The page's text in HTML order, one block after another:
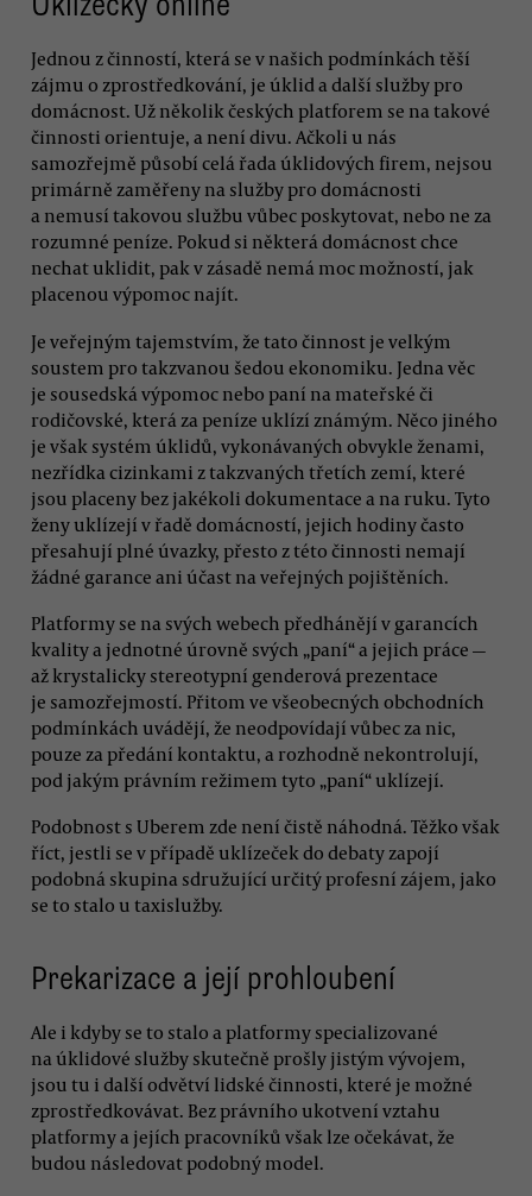
Jednou z činností, která se v našich podmínkách těší
zájmu o zprostředkování, je úklid a další služby pro
domácnost. Už několik českých platforem se na takové
činnosti orientuje, a není divu. Ačkoli u nás
samozřejmě působí celá řada úklidových firem, nejsou
primárně zaměřeny na služby pro domácnosti
a nemusí takovou službu vůbec poskytovat, nebo ne za
rozumné peníze. Pokud si některá domácnost chce
nechat uklidit, pak v zásadě nemá moc možností, jak
placenou výpomoc najít.
Je veřejným tajemstvím, že tato činnost je velkým
soustem pro takzvanou šedou ekonomiku. Jedna věc
je sousedská výpomoc nebo paní na mateřské či
rodičovské, která za peníze uklízí známým. Něco jiného
je však systém úklidů, vykonávaných obvykle ženami,
nezřídka cizinkami z takzvaných třetích zemí, které
jsou placeny bez jakékoli dokumentace a na ruku. Tyto
ženy uklízejí v řadě domácností, jejich hodiny často
přesahují plné úvazky, přesto z této činnosti nemají
žádné garance ani účast na veřejných pojištěních.
Platformy se na svých webech předhánějí v garancích
kvality a jednotné úrovně svých „paní“ a jejich práce —
až krystalicky stereotypní genderová prezentace
je samozřejmostí. Přitom ve všeobecných obchodních
podmínkách uvádějí, že neodpovídají vůbec za nic,
pouze za předání kontaktu, a rozhodně nekontrolují,
pod jakým právním režimem tyto „paní“ uklízejí.
Podobnost s Uberem zde není čistě náhodná. Těžko však
říct, jestli se v případě uklízeček do debaty zapojí
podobná skupina sdružující určitý profesní zájem, jako
se to stalo u taxislužby.
Prekarizace a její prohloubení
Ale i kdyby se to stalo a platformy specializované
na úklidové služby skutečně prošly jistým vývojem,
jsou tu i další odvětví lidské činnosti, které je možné
zprostředkovávat. Bez právního ukotvení vztahu
platformy a jejích pracovníků však lze očekávat, že
budou následovat podobný model.